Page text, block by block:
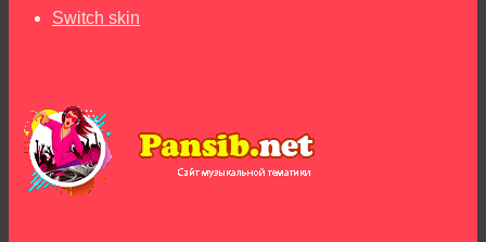
Switch skin